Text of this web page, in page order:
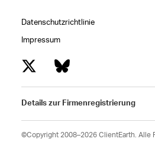
Datenschutzrichtlinie
Impressum
Details zur Firmenregistrierung
©Copyright 2008–2026 ClientEarth. Alle